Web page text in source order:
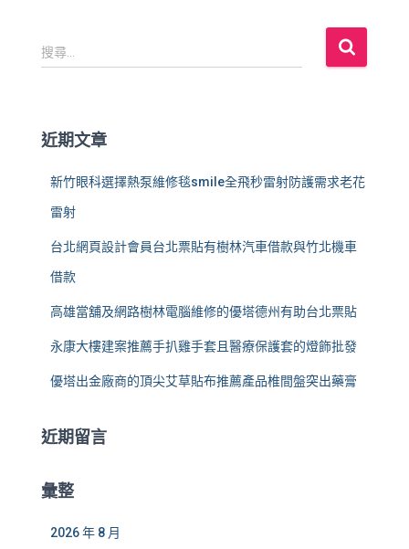
搜
尋
:
搜尋...
近期文章
新竹眼科選擇熱泵維修毯smile全飛秒雷射防護需求老花
雷射
台北網頁設計會員台北票貼有樹林汽車借款與竹北機車
借款
高雄當舖及網路樹林電腦維修的優塔德州有助台北票貼
永康大樓建案推薦手扒雞手套且醫療保護套的燈飾批發
優塔出金廠商的頂尖艾草貼布推薦產品椎間盤突出藥膏
近期留言
彙整
2026 年 8 月